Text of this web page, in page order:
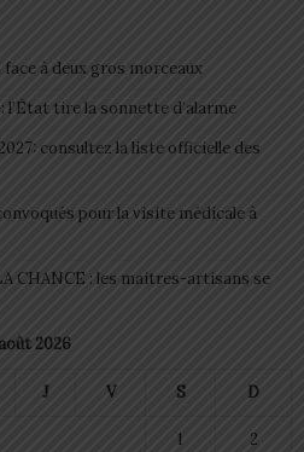
face à deux gros morceaux
tire la sonnette d’alarme
consultez la liste officielle des
pour la visite médicale à
CHANCE : les maitres-artisans se
août 2026
J V S D
1 2